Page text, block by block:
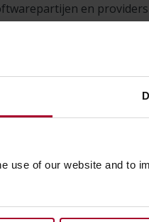
use of our website and to
en
partijen worden
providers bij zijn
verstuurt voortaan uw